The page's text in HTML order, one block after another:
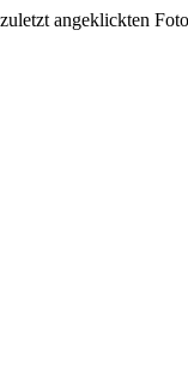
angeklickten